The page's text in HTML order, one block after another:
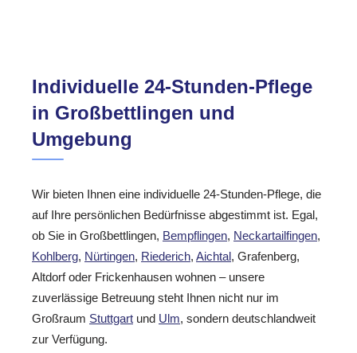
Individuelle 24-Stunden-Pflege
in Großbettlingen und
Umgebung
Wir bieten Ihnen eine individuelle 24-Stunden-Pflege, die
auf Ihre persönlichen Bedürfnisse abgestimmt ist. Egal,
ob Sie in Großbettlingen, Bempflingen, Neckartailfingen,
Kohlberg, Nürtingen, Riederich, Aichtal, Grafenberg,
Altdorf oder Frickenhausen wohnen – unsere
zuverlässige Betreuung steht Ihnen nicht nur im
Großraum Stuttgart und Ulm, sondern deutschlandweit
zur Verfügung.